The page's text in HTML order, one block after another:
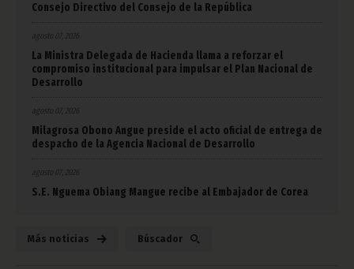
Consejo Directivo del Consejo de la República
agosto 07, 2026
La Ministra Delegada de Hacienda llama a reforzar el
compromiso institucional para impulsar el Plan Nacional de
Desarrollo
agosto 07, 2026
Milagrosa Obono Angue preside el acto oficial de entrega de
despacho de la Agencia Nacional de Desarrollo
agosto 07, 2026
S.E. Nguema Obiang Mangue recibe al Embajador de Corea
Más noticias Búscador